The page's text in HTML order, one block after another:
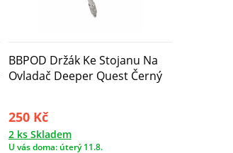
BBPOD Držák Ke Stojanu Na
Ovladač Deeper Quest Černý
250 Kč
2 ks Skladem
U vás doma: úterý 11.8.